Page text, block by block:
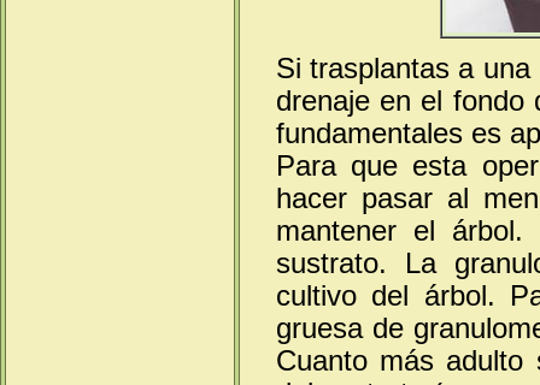
Si trasplantas a
drenaje en el fondo
fundamentales es
Para que esta
hacer pasar al
mantener el
sustrato. La
cultivo del árbol.
gruesa de
Cuanto más adulto